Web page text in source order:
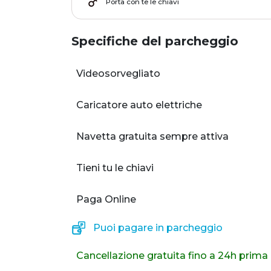
Porta con te le chiavi
Specifiche del parcheggio
Videosorvegliato
Caricatore auto elettriche
Navetta gratuita sempre attiva
Tieni tu le chiavi
Paga Online
Puoi pagare in parcheggio
Cancellazione gratuita fino a 24h prima